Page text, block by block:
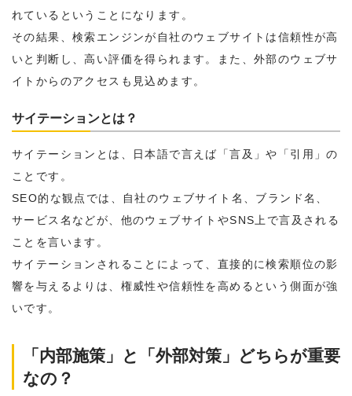
れているということになります。
その結果、検索エンジンが自社のウェブサイトは信頼性が高
いと判断し、高い評価を得られます。また、外部のウェブサ
イトからのアクセスも見込めます。
サイテーションとは？
サイテーションとは、日本語で言えば「言及」や「引用」の
ことです。
SEO的な観点では、自社のウェブサイト名、ブランド名、
サービス名などが、他のウェブサイトやSNS上で言及される
ことを言います。
サイテーションされることによって、直接的に検索順位の影
響を与えるよりは、権威性や信頼性を高めるという側面が強
いです。
「内部施策」と「外部対策」どちらが重要
なの？